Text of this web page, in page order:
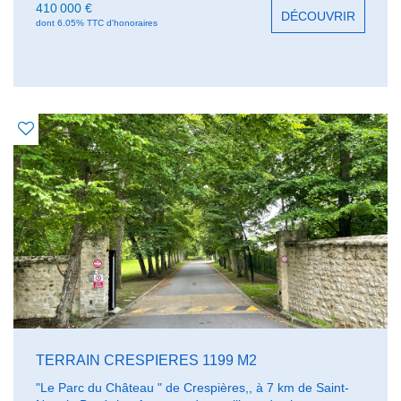
recevoir une construction de 200 m² au sol.
410 000 €
dont 6.05% TTC d'honoraires DÉCOUVRIR
TERRAIN CRESPIERES 1199 M2
"Le Parc du Château " de Crespières,, à 7 km de Saint-